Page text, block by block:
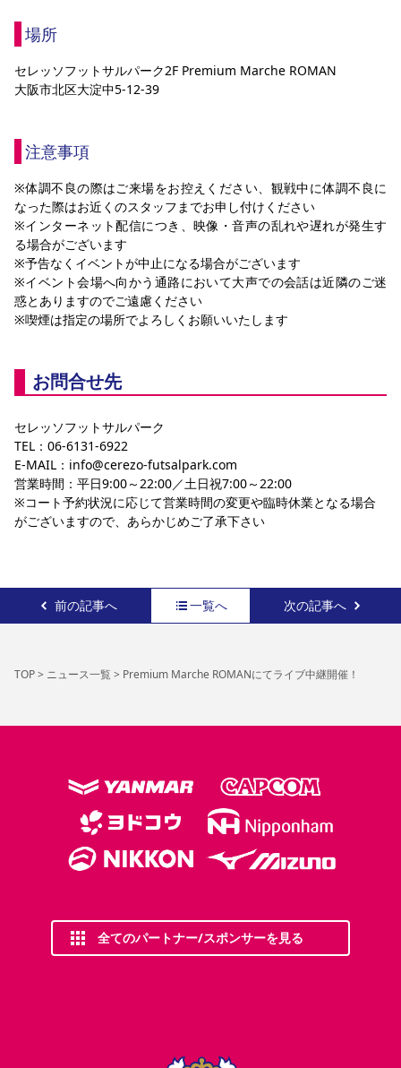
場所
セレッソフットサルパーク2F Premium Marche ROMAN
大阪市北区大淀中5-12-39
注意事項
※体調不良の際はご来場をお控えください、観戦中に体調不良に
なった際はお近くのスタッフまでお申し付けください
※インターネット配信につき、映像・音声の乱れや遅れが発生す
る場合がございます
※予告なくイベントが中止になる場合がございます
※イベント会場へ向かう通路において大声での会話は近隣のご迷
惑とありますのでご遠慮ください
※喫煙は指定の場所でよろしくお願いいたします
お問合せ先
セレッソフットサルパーク
TEL：06-6131-6922
E-MAIL：info@cerezo-futsalpark.com
営業時間：平日9:00～22:00／土日祝7:00～22:00
※コート予約状況に応じて営業時間の変更や臨時休業となる場合
がございますので、あらかじめご了承下さい
前の記事へ 一覧へ 次の記事へ
TOP> ニュース一覧> Premium Marche ROMANにてライブ中継開催！
全てのパートナー/スポンサーを見る